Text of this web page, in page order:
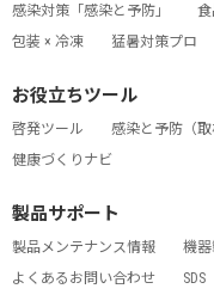
感染対策「感染と予防」 食
包装 × 冷凍
猛暑対策プロ
お役立ちツール
啓発ツール 感染と予防（取
健康づくりナビ
製品サポート
製品メンテナンス情報 機
よくあるお問い合わせ
SDS